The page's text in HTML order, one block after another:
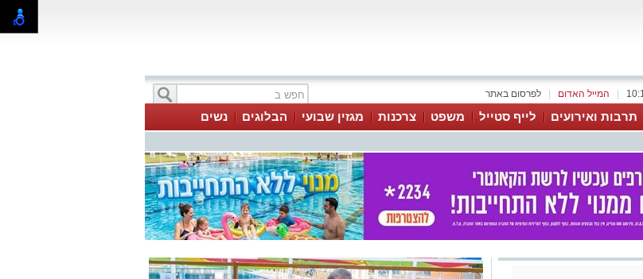
לפרסום באתר המייל האדום
תרבות ואירועים לייף סטייל משפט צרכנות מגזין שבועי הבלוגים נשים